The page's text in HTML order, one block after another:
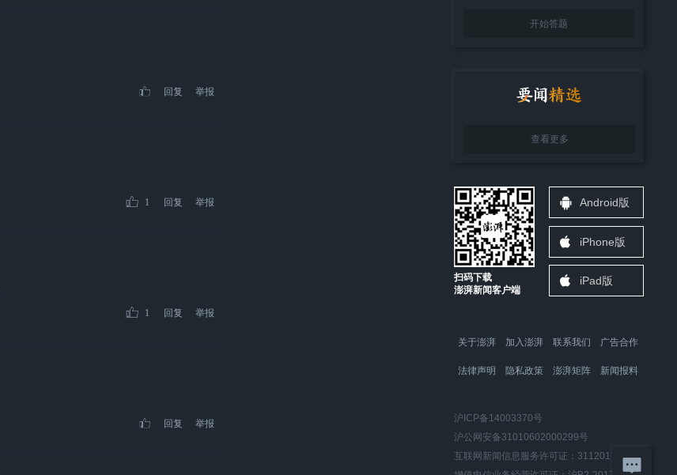
回复 举报
1 回复 举报
1 回复 举报
回复 举报
开始答题
查看更多
扫码下载
澎湃新闻客户端
Android版
iPhone版
iPad版
关于澎湃 加入澎湃 联系我们 广告合作
法律声明 隐私政策 澎湃矩阵 新闻报料
沪ICP备14003370号
沪公网安备31010602000299号
互联网新闻信息服务许可证：31120170006